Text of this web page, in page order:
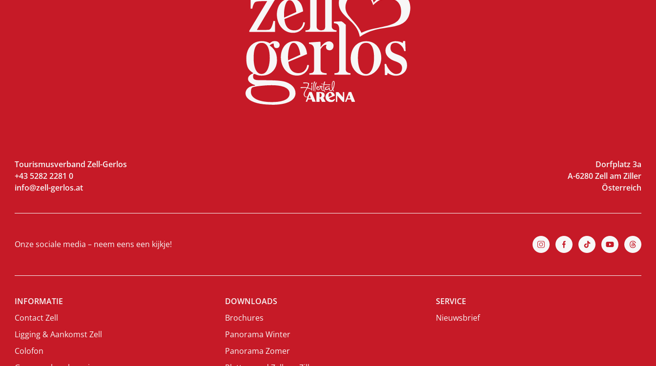
Tourismusverband Zell-Gerlos
+43 5282 2281 0
info@zell-gerlos.at
Dorfplatz 3a
A-6280 Zell am Ziller
Österreich
Onze sociale media – neem eens een kijkje!
INFORMATIE
Contact Zell
Ligging & Aankomst Zell
Colofon
DOWNLOADS
Brochures
Panorama Winter
Panorama Zomer
SERVICE
Nieuwsbrief